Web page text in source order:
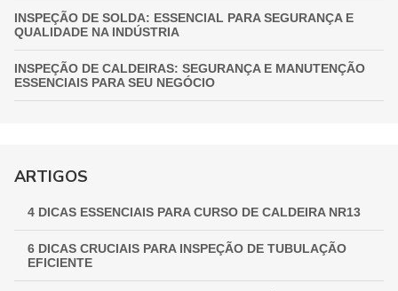
INSPEÇÃO DE SOLDA: ESSENCIAL PARA SEGURANÇA E
QUALIDADE NA INDÚSTRIA
INSPEÇÃO DE CALDEIRAS: SEGURANÇA E MANUTENÇÃO
ESSENCIAIS PARA SEU NEGÓCIO
GUIA COMPLETO DE INSPEÇÃO DE VASOS DE PRESSÃO:
GARANTINDO SEGURANÇA E CONFORMIDADE
INSPEÇÃO NR 13: GARANTINDO SEGURANÇA E
CONFORMIDADE EM EQUIPAMENTOS INDUSTRIAIS
ARTIGOS
4 DICAS ESSENCIAIS PARA CURSO DE CALDEIRA NR13
6 DICAS CRUCIAIS PARA INSPEÇÃO DE TUBULAÇÃO
EFICIENTE